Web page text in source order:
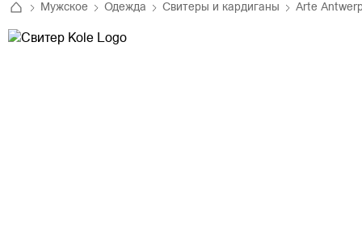
Мужское Одежда Свитеры и кардиганы Arte